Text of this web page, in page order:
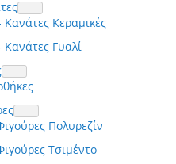
Κεραμικές
Γυαλί
Πολυρεζίν
Τσιμέντο